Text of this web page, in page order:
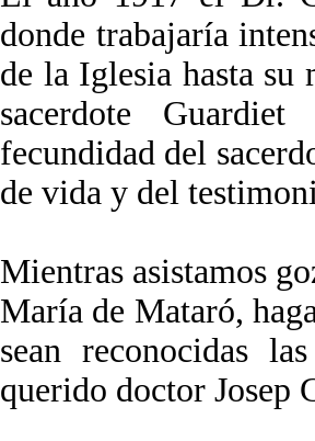
donde trabajaría
de la Iglesia hasta su
sacerdote
fecundidad del
de vida y del
Mientras asistamos
María de Mataró,
sean reconocidas
querido doctor Josep